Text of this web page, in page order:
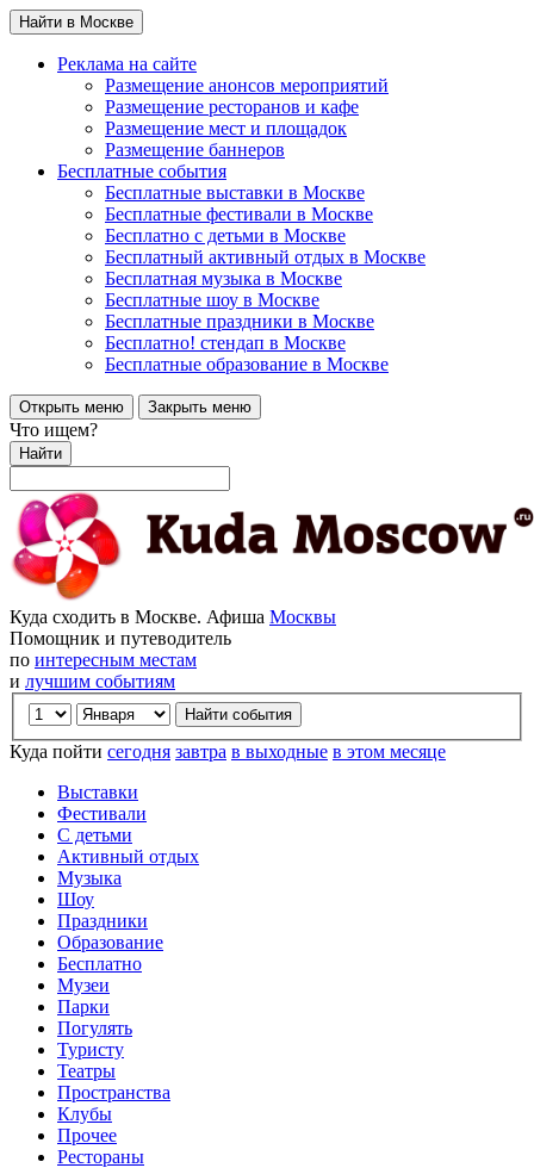
Найти в Москве
Реклама на сайте
Размещение анонсов мероприятий
Размещение ресторанов и кафе
Размещение мест и площадок
Размещение баннеров
Бесплатные события
Бесплатные выставки в Москве
Бесплатные фестивали в Москве
Бесплатно с детьми в Москве
Бесплатный активный отдых в Москве
Бесплатная музыка в Москве
Бесплатные шоу в Москве
Бесплатные праздники в Москве
Бесплатно! стендап в Москве
Бесплатные образование в Москве
Открыть меню Закрыть меню
Что ищем?
Найти
Куда сходить в Москве. Афиша Москвы
Помощник и путеводитель
по интересным местам
и лучшим событиям
Куда пойти сегодня завтра в выходные в этом месяце
Выставки
Фестивали
С детьми
Активный отдых
Музыка
Шоу
Праздники
Образование
Бесплатно
Музеи
Парки
Погулять
Туристу
Театры
Пространства
Клубы
Прочее
Рестораны